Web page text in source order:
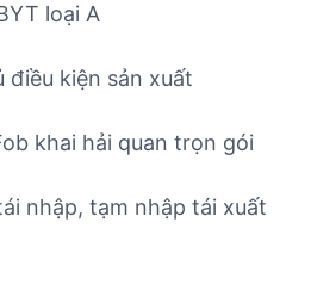
loại A
điều kiện sản xuất
khai hải quan trọn gói
nhập, tạm nhập tái xuất